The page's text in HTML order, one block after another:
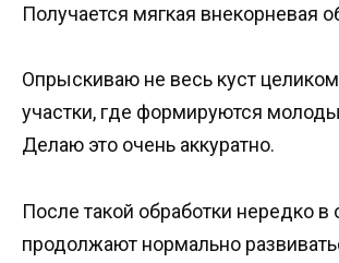
Получается мягкая внекорневая
Опрыскиваю не весь куст
участки, где формируются
Делаю это очень аккуратно.
После такой обработки нередко в
продолжают нормально